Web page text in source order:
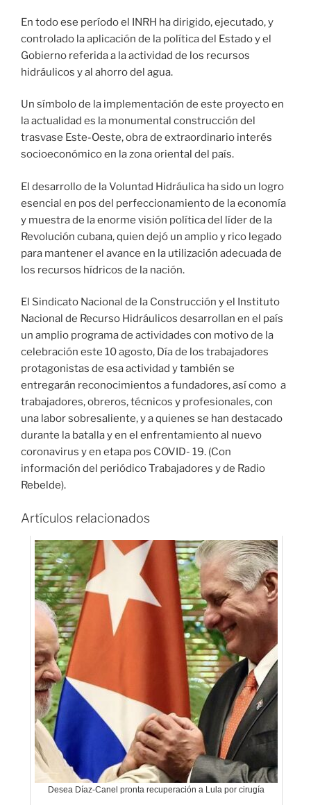
En todo ese período el INRH ha dirigido, ejecutado, y
controlado la aplicación de la política del Estado y el
Gobierno referida a la actividad de los recursos
hidráulicos y al ahorro del agua.
Un símbolo de la implementación de este proyecto en
la actualidad es la monumental construcción del
trasvase Este-Oeste, obra de extraordinario interés
socioeconómico en la zona oriental del país.
El desarrollo de la Voluntad Hidráulica ha sido un logro
esencial en pos del perfeccionamiento de la economía
y muestra de la enorme visión política del líder de la
Revolución cubana, quien dejó un amplio y rico legado
para mantener el avance en la utilización adecuada de
los recursos hídricos de la nación.
El Sindicato Nacional de la Construcción y el Instituto
Nacional de Recurso Hidráulicos desarrollan en el país
un amplio programa de actividades con motivo de la
celebración este 10 agosto, Día de los trabajadores
protagonistas de esa actividad y también se
entregarán reconocimientos a fundadores, así como a
trabajadores, obreros, técnicos y profesionales, con
una labor sobresaliente, y a quienes se han destacado
durante la batalla y en el enfrentamiento al nuevo
coronavirus y en etapa pos COVID- 19. (Con
información del periódico Trabajadores y de Radio
Rebelde).
Artículos relacionados
Desea Díaz-Canel pronta recuperación a Lula por cirugía